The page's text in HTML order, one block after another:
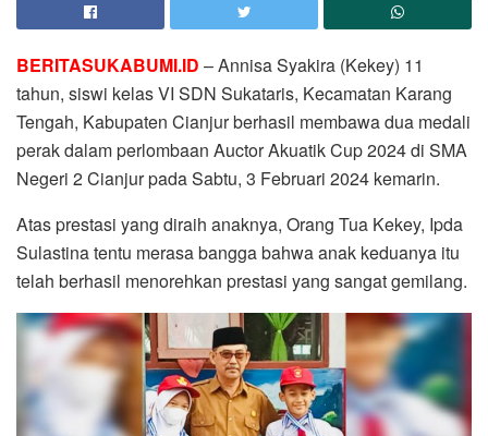
BERITASUKABUMI.ID – Annisa Syakira (Kekey) 11
tahun, siswi kelas VI SDN Sukataris, Kecamatan Karang
Tengah, Kabupaten Cianjur berhasil membawa dua medali
perak dalam perlombaan Auctor Akuatik Cup 2024 di SMA
Negeri 2 Cianjur pada Sabtu, 3 Februari 2024 kemarin.
Atas prestasi yang diraih anaknya, Orang Tua Kekey, Ipda
Sulastina tentu merasa bangga bahwa anak keduanya itu
telah berhasil menorehkan prestasi yang sangat gemilang.